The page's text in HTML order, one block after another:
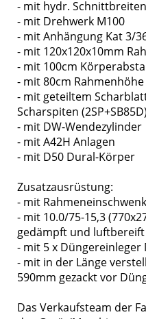
- mit hydr.
- mit Drehwerk M100
- mit Anhängung Kat 3/
- mit 120x120x10mm
- mit 100cm
- mit 80cm Rahmenhöhe
- mit geteiltem
Scharspiten (2SP+SB85D)
- mit DW-Wendezylinder
- mit A42H Anlagen
- mit D50 Dural-Körper
Zusatzausrüstung:
- mit
- mit 10.0/75-15,3
gedämpft und luftbereift
- mit 5 x Düngereinleger
- mit in der Länge
590mm gezackt vor
Das Verkaufsteam der